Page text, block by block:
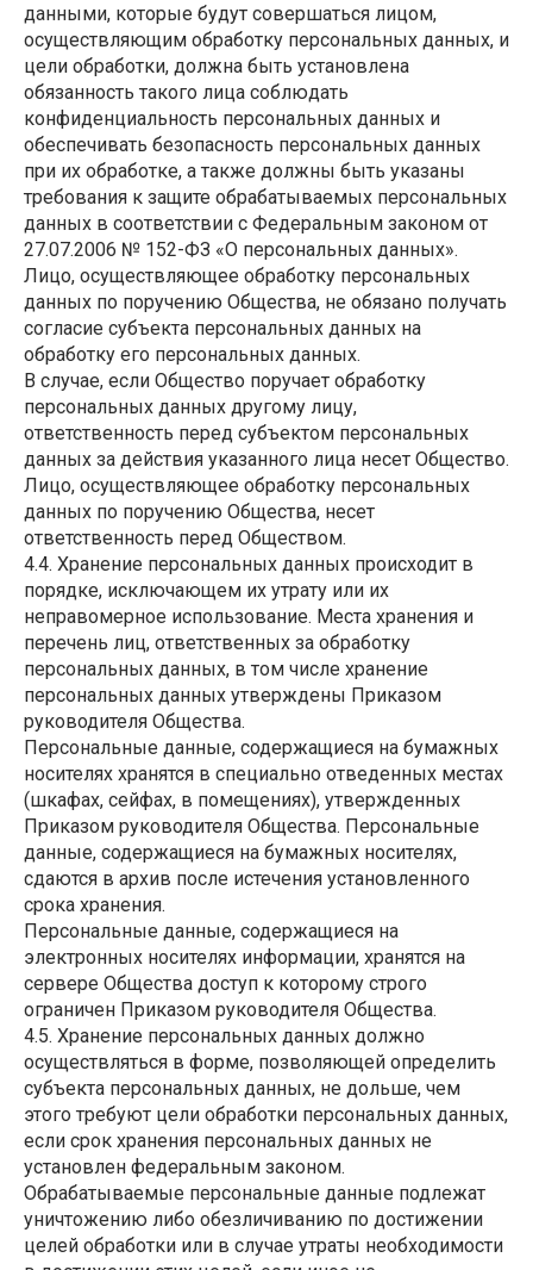
данными, которые будут совершаться лицом,
осуществляющим обработку персональных данных, и
цели обработки, должна быть установлена
обязанность такого лица соблюдать
конфиденциальность персональных данных и
обеспечивать безопасность персональных данных
при их обработке, а также должны быть указаны
требования к защите обрабатываемых персональных
данных в соответствии с Федеральным законом от
27.07.2006 № 152-ФЗ «О персональных данных».
Лицо, осуществляющее обработку персональных
данных по поручению Общества, не обязано получать
согласие субъекта персональных данных на
обработку его персональных данных.
В случае, если Общество поручает обработку
персональных данных другому лицу,
ответственность перед субъектом персональных
данных за действия указанного лица несет Общество.
Лицо, осуществляющее обработку персональных
данных по поручению Общества, несет
ответственность перед Обществом.
4.4. Хранение персональных данных происходит в
порядке, исключающем их утрату или их
неправомерное использование. Места хранения и
перечень лиц, ответственных за обработку
персональных данных, в том числе хранение
персональных данных утверждены Приказом
руководителя Общества.
Персональные данные, содержащиеся на бумажных
носителях хранятся в специально отведенных местах
(шкафах, сейфах, в помещениях), утвержденных
Приказом руководителя Общества. Персональные
данные, содержащиеся на бумажных носителях,
сдаются в архив после истечения установленного
срока хранения.
Персональные данные, содержащиеся на
электронных носителях информации, хранятся на
сервере Общества доступ к которому строго
ограничен Приказом руководителя Общества.
4.5. Хранение персональных данных должно
осуществляться в форме, позволяющей определить
субъекта персональных данных, не дольше, чем
этого требуют цели обработки персональных данных,
если срок хранения персональных данных не
установлен федеральным законом.
Обрабатываемые персональные данные подлежат
уничтожению либо обезличиванию по достижении
целей обработки или в случае утраты необходимости